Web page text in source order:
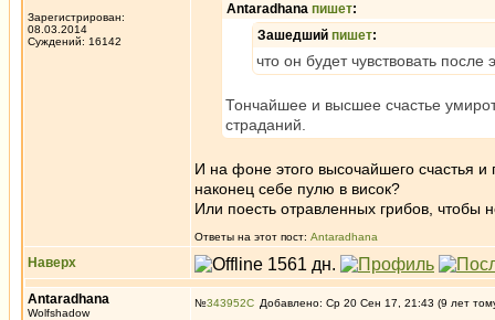
Зарегистрирован:
08.03.2014
Суждений: 16142
Antaradhana пишет:
Зашедший пишет:
что он будет чувствовать после
Тончайшее и высшее счастье
страданий.
И на фоне этого высочайшего счастья
наконец себе пулю в висок?
Или поесть отравленных грибов, чтобы
Ответы на этот пост: Antaradhana
Наверх
Antaradhana
Wolfshadow
№343952 Добавлено: Ср 20 Сен 17, 21:43 (9 лет